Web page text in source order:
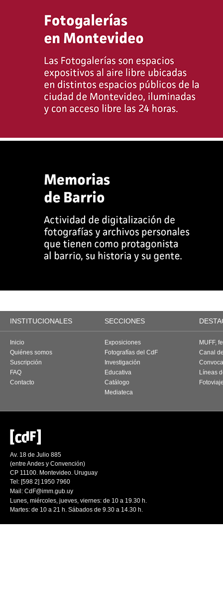
INSTITUCIONALES SECCIONES
Inicio
Quiénes somos
Suscripción
FAQ
Contacto
Exposiciones
Fotografías del CdF
Investigación
Educativa
Catálogo
Mediateca
MUFF,
Canal
Líneas
Av. 18 de Julio 885
(entre Andes y Convención)
CP 11100. Montevideo. Uruguay
Tel: [598 2] 1950 7960
Mail: CdF@imm.gub.uy
Lunes, miércoles, jueves, viernes: de 10 a 19.30 h.
Martes: de 10 a 21 h. Sábados de 9.30 a 14.30 h.